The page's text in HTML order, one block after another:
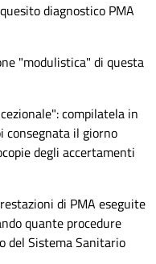
diagnostico PMA
"modulistica" di questa
compilatela in
consegnata il giorno
degli accertamenti
di PMA eseguite
quante procedure
del Sistema Sanitario